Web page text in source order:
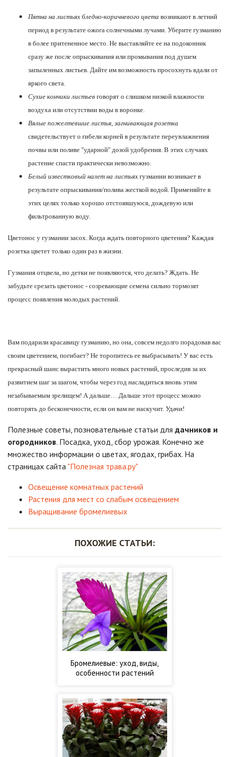
Пятна на листьях бледно-коричневого цвета возникают в летний
период в результате ожога солнечными лучами. Уберите гузманию
в более притененное место. Не выставляйте ее на подоконник
сразу же после опрыскивания или промывания под душем
запыленных листьев. Дайте им возможность просохнуть вдали от
яркого света.
Сухие кончики листьев говорят о слишком низкой влажности
воздуха или отсутствии воды в воронке.
Вялые пожелтевшие листья, загнивающая розетка
свидетельствует о гибели корней в результате переувлажнения
почвы или поливе "ударной" дозой удобрения. В этих случаях
растение спасти практически невозможно.
Белый известковый налет на листьях гузмании возникает в
результате опрыскивания/полива жесткой водой. Применяйте в
этих целях только хорошо отстоявшуюся, дождевую или
фильтрованную воду.
Цветонос у гузмании засох. Когда ждать повторного цветения? Каждая
розетка цветет только один раз в жизни.
Гузмания отцвела, но детки не появляются, что делать? Ждать. Не
забудьте срезать цветонос - созревающие семена сильно тормозят
процесс появления молодых растений.
Вам подарили красавицу гузманию, но она, совсем недолго порадовав вас
своим цветением, погибает? Не торопитесь ее выбрасывать! У вас есть
прекрасный шанс вырастить много новых растений, проследив за их
развитием шаг за шагом, чтобы через год насладиться вновь этим
незабываемым зрелищем! А дальше… Дальше этот процесс можно
повторять до бесконечности, если он вам не наскучит. Удачи!
Полезные советы, позновательные статьи для дачников и
огородников. Посадка, уход, сбор урожая. Конечно же
множество информации о цветах, ягодах, грибах. На
страницах сайта "Полезная трава.ру"
Освещение комнатных растений
Растения для мест со слабым освещением
Выращивание бромелиевых
ПОХОЖИЕ СТАТЬИ:
Бромелиевые: уход, виды,
особенности растений